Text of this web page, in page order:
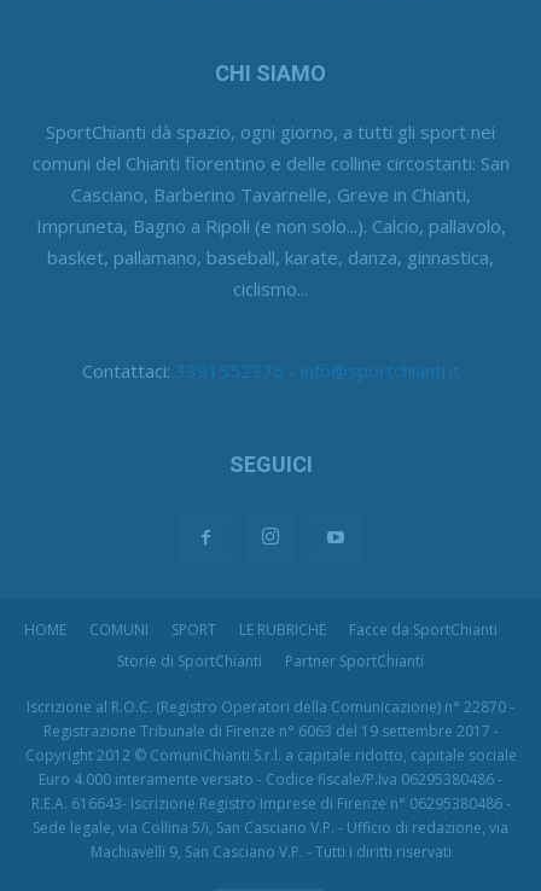
CHI SIAMO
SportChianti dà spazio, ogni giorno, a tutti gli sport nei
comuni del Chianti fiorentino e delle colline circostanti: San
Casciano, Barberino Tavarnelle, Greve in Chianti,
Impruneta, Bagno a Ripoli (e non solo...). Calcio, pallavolo,
basket, pallamano, baseball, karate, danza, ginnastica,
ciclismo...
Contattaci: 3391552376 - info@sportchianti.it
SEGUICI
HOME COMUNI SPORT LE RUBRICHE
Facce da SportChianti
Storie di SportChianti
Partner SportChianti
Iscrizione al R.O.C. (Registro Operatori della Comunicazione) n° 22870 -
Registrazione Tribunale di Firenze n° 6063 del 19 settembre 2017 -
Copyright 2012 © ComuniChianti S.r.l. a capitale ridotto, capitale sociale
Euro 4.000 interamente versato - Codice fiscale/P.Iva 06295380486 -
R.E.A. 616643- Iscrizione Registro Imprese di Firenze n° 06295380486 -
Sede legale, via Collina 5/i, San Casciano V.P. - Ufficio di redazione, via
Machiavelli 9, San Casciano V.P. - Tutti i diritti riservati